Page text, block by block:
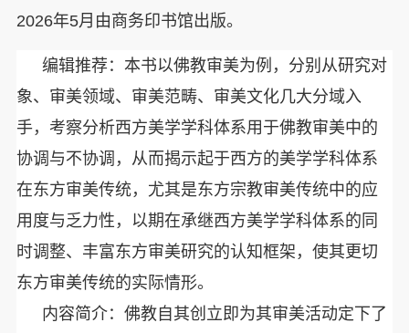
2026年5月由商务印书馆出版。
编辑推荐：本书以佛教审美为例，分别从研究对
象、审美领域、审美范畴、审美文化几大分域入
手，考察分析西方美学学科体系用于佛教审美中的
协调与不协调，从而揭示起于西方的美学学科体系
在东方审美传统，尤其是东方宗教审美传统中的应
用度与乏力性，以期在承继西方美学学科体系的同
时调整、丰富东方审美研究的认知框架，使其更切
东方审美传统的实际情形。
内容简介：佛教自其创立即为其审美活动定下了